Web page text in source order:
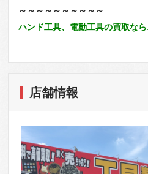
～～～～～～～～～～
ハンド工具、電動工具の買取な
店舗情報